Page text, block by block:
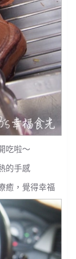
吃啦～
的手感
癒，覺得幸福